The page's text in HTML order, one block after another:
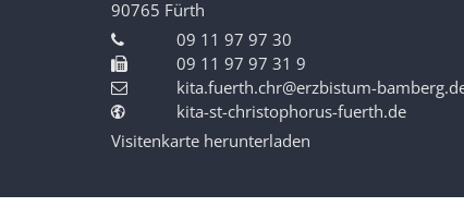
90765 Fürth
09 11 97 97 30
09 11 97 97 31 9
kita.fuerth.chr@erzbistum-
kita-st-christophorus-fuerth.de
Visitenkarte herunterladen